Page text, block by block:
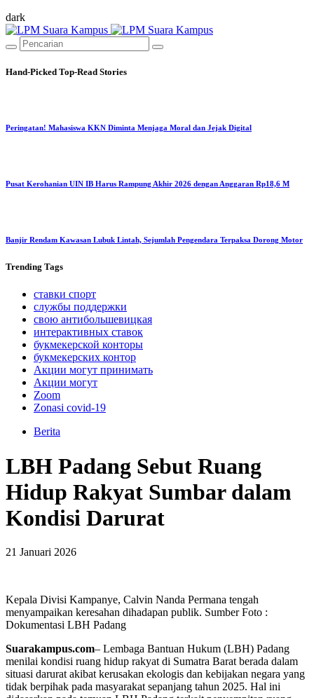
dark
Hand-Picked Top-Read Stories
Peringatan! Mahasiswa KKN Diminta Menjaga Moral dan Jejak Digital
Pusat Kerohanian UIN IB Harus Rampung Akhir 2026 dengan Anggaran Rp18,6 M
Banjir Rendam Kawasan Lubuk Lintah, Sejumlah Pengendara Terpaksa Dorong Motor
Trending Tags
ставки спорт
службы поддержки
свою антибольшевицкая
интерактивных ставок
букмекерской конторы
букмекерских контор
Акции могут принимать
Акции могут
Zoom
Zonasi covid-19
Berita
LBH Padang Sebut Ruang
Hidup Rakyat Sumbar dalam
Kondisi Darurat
21 Januari 2026
Kepala Divisi Kampanye, Calvin Nanda Permana tengah
menyampaikan keresahan dihadapan publik. Sumber Foto :
Dokumentasi LBH Padang
Suarakampus.com– Lembaga Bantuan Hukum (LBH) Padang
menilai kondisi ruang hidup rakyat di Sumatra Barat berada dalam
situasi darurat akibat kerusakan ekologis dan kebijakan negara yang
tidak berpihak pada masyarakat sepanjang tahun 2025. Hal ini